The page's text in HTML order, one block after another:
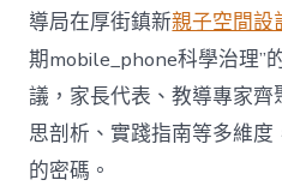
導局在厚街鎮新親子空間設
期mobile_phone科學治理”
議，家長代表、教導專家
思剖析、實踐指南等多維
的密碼。